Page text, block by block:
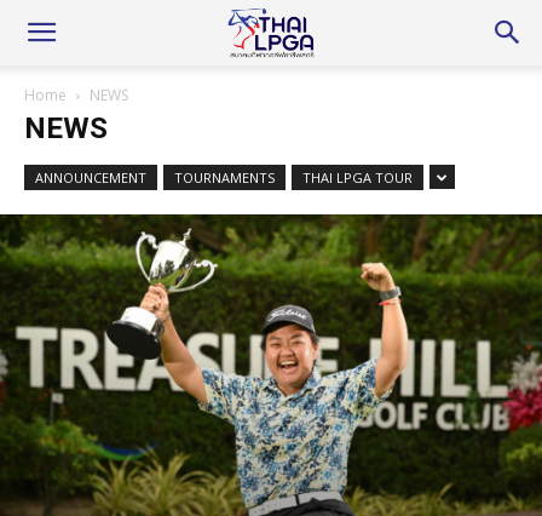
Home NEWS
NEWS
ANNOUNCEMENT TOURNAMENTS THAI LPGA TOUR